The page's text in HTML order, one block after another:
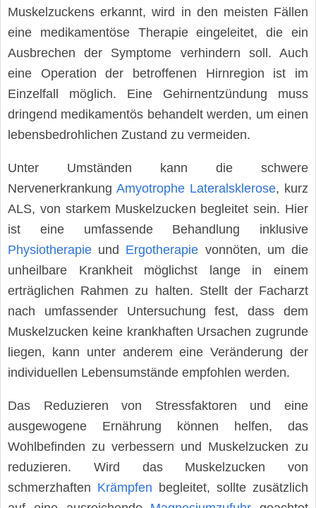
Muskelzuckens erkannt, wird in den meisten Fällen
eine medikamentöse Therapie eingeleitet, die ein
Ausbrechen der Symptome verhindern soll. Auch
eine Operation der betroffenen Hirnregion ist im
Einzelfall möglich. Eine Gehirnentzündung muss
dringend medikamentös behandelt werden, um einen
lebensbedrohlichen Zustand zu vermeiden.
Unter Umständen kann die schwere
Nervenerkrankung Amyotrophe Lateralsklerose, kurz
ALS, von starkem Muskelzucken begleitet sein. Hier
ist eine umfassende Behandlung inklusive
Physiotherapie und Ergotherapie vonnöten, um die
unheilbare Krankheit möglichst lange in einem
erträglichen Rahmen zu halten. Stellt der Facharzt
nach umfassender Untersuchung fest, dass dem
Muskelzucken keine krankhaften Ursachen zugrunde
liegen, kann unter anderem eine Veränderung der
individuellen Lebensumstände empfohlen werden.
Das Reduzieren von Stressfaktoren und eine
ausgewogene Ernährung können helfen, das
Wohlbefinden zu verbessern und Muskelzucken zu
reduzieren. Wird das Muskelzucken von
schmerzhaften Krämpfen begleitet, sollte zusätzlich